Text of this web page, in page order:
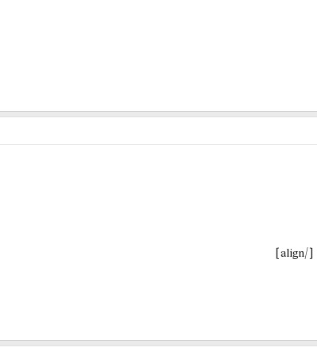
[/align]